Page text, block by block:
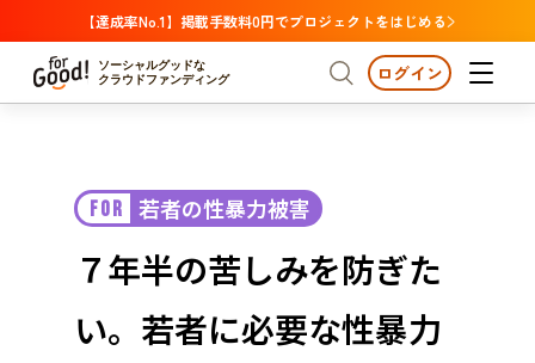
【達成率No.1】掲載手数料0円でプロジェクトをはじめる
ソーシャルグッドな
クラウドファンディング
プロジェクトからさがす
カテゴリーからさがす 国際協力
医療・福祉
人権・マイノリティ
注目 新着
支援金額が多い
支援人数が多い
終了日が近い
カテゴリーからさがす
国際協力 医療・福祉
子ども・教育
ログイン
FOR 若者の性暴力被害
７年半の苦しみを防ぎた
い。若者に必要な性暴力